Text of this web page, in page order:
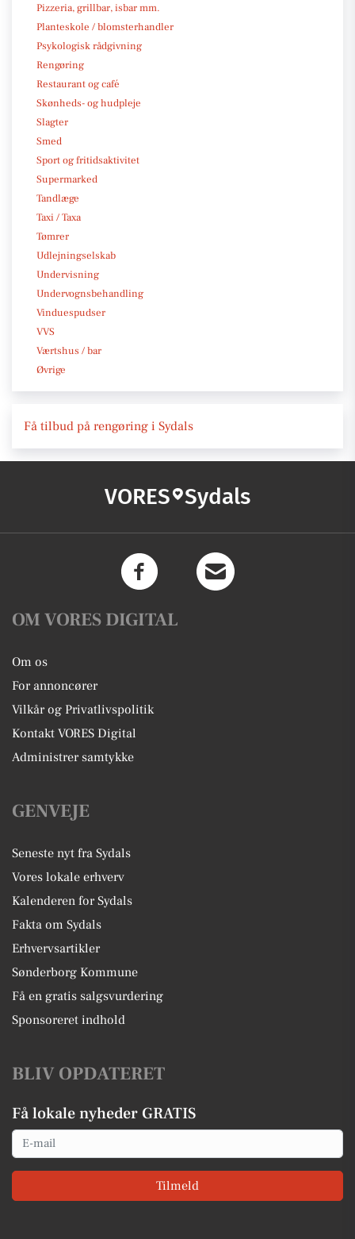
Pizzeria, grillbar, isbar mm.
Planteskole / blomsterhandler
Psykologisk rådgivning
Rengøring
Restaurant og café
Skønheds- og hudpleje
Slagter
Smed
Sport og fritidsaktivitet
Supermarked
Tandlæge
Taxi / Taxa
Tømrer
Udlejningselskab
Undervisning
Undervognsbehandling
Vinduespudser
VVS
Værtshus / bar
Øvrige
Få tilbud på rengøring i Sydals
VORES Sydals
OM VORES DIGITAL
Om os
For annoncører
Vilkår og Privatlivspolitik
Kontakt VORES Digital
Administrer samtykke
GENVEJE
Seneste nyt fra Sydals
Vores lokale erhverv
Kalenderen for Sydals
Fakta om Sydals
Erhvervsartikler
Sønderborg Kommune
Få en gratis salgsvurdering
Sponsoreret indhold
BLIV OPDATERET
Få lokale nyheder GRATIS
Email
Tilmeld